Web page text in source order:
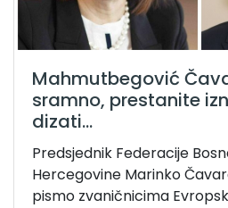
Mahmutbegović
sramno, prestanite
dizati...
Predsjednik Federacije
Hercegovine Marinko
pismo zvaničnicima